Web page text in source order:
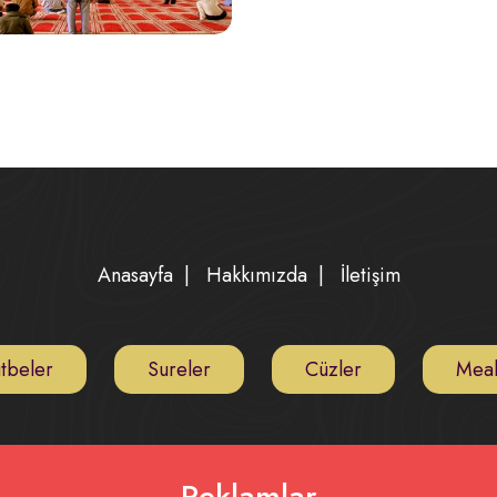
Anasayfa| Hakkımızda| İletişim
Sureler Cüzler